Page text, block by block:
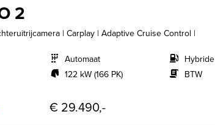
2
| Carplay | Adaptive Cruise Control |
Automaat
122 kW (166 PK)
Hybride
BTW
€ 29.490,-